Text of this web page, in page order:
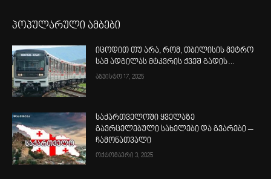
პოპულარული ამბები
იცოდით თუ არა, რომ, თბილისის მეტრო
სამ ადგილას მტკვრის ქვეშ გადის…
აგვისტო 17, 2025
საქართველოში ყველაზე
გავრცელებული სახელები და გვარები –
ჩამონათვალი
ოქტომბერი 3, 2025